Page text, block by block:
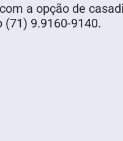
a opção de
9.9160-9140.